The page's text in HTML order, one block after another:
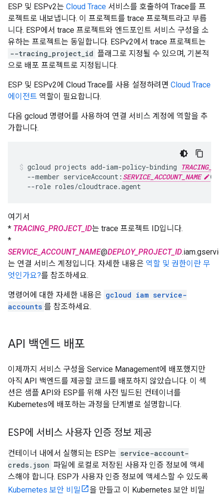
ESP 및 ESPv2는 Cloud Trace 서비스를 호출하여 Trace를 프
로젝트로 내보냅니다. 이 프로젝트를 trace 프로젝트라고 부릅
니다. ESP에서 trace 프로젝트와 엔드포인트 서비스 구성을 소
유하는 프로젝트는 동일합니다. ESPv2에서 trace 프로젝트는
--tracing_project_id 플래그로 지정될 수 있으며, 기본적
으로 배포 프로젝트로 지정됩니다.
ESP 및 ESPv2에 Cloud Trace를 사용 설정하려면 Cloud Trace
에이전트 역할이 필요합니다.
다음 gcloud 명령어를 사용하여 연결 서비스 계정에 역할을 추
가합니다.
gcloud projects add-iam-policy-binding
  --member serviceAccount:
SERVICE_ACCOUNT_NAME @
  --role roles/cloudtrace.agent
여기서
* TRACING_PROJECT_ID는 trace 프로젝트 ID입니다.
*
SERVICE_ACCOUNT_NAME@DEPLOY_PROJECT_ID
는 연결 서비스 계정입니다. 자세한 내용은 역할 및 권한이란 무
엇인가요?를 참조하세요.
명령어에 대한 자세한 내용은 gcloud iam service-
accounts 를 참조하세요.
API 백엔드 배포
이제까지 서비스 구성을 Service Management에 배포했지만
아직 API 백엔드를 제공할 코드를 배포하지 않았습니다. 이 섹
션은 샘플 API와 ESP를 위해 사전 빌드된 컨테이너를
Kubernetes에 배포하는 과정을 단계별로 설명합니다.
ESP에 서비스 사용자 인증 정보 제공
컨테이너 내에서 실행되는 ESP는 service-account-
creds.json 파일에 로컬로 저장된 사용자 인증 정보에 액세
스해야 합니다. ESP가 사용자 인증 정보에 액세스할 수 있도록
Kubernetes 보안 비밀
을 만들고 이 Kubernetes 보안 비밀